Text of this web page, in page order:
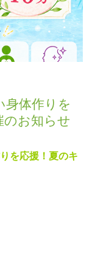
身体作りを
のお知らせ
を応援！夏のキ